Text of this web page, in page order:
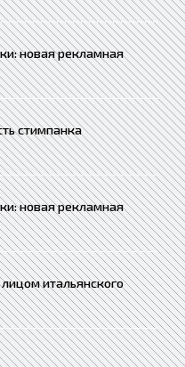
новая рекламная
стимпанка
новая рекламная
итальянского